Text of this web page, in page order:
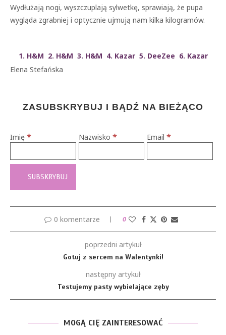
Wydłużają nogi, wyszczuplają sylwetkę, sprawiają, że pupa
wygląda zgrabniej i optycznie ujmują nam kilka kilogramów.
1. H&M 2. H&M 3. H&M 4. Kazar 5. DeeZee 6. Kazar
Elena Stefańska
ZASUBSKRYBUJ I BĄDŹ NA BIEŻĄCO
Imię * Nazwisko * Email*
0 komentarze 0
poprzedni artykuł
Gotuj z sercem na Walentynki!
następny artykuł
Testujemy pasty wybielające zęby
MOGĄ CIĘ ZAINTERESOWAĆ